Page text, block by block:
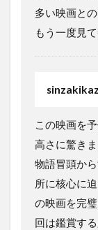
多い映画と
もう一度見
この映画を
高さに驚きま
物語冒頭か
所に核心に
の映画を完
回は鑑賞す